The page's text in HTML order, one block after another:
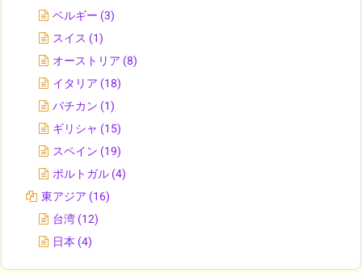
ベルギー (3)
スイス (1)
オーストリア (8)
イタリア (18)
バチカン (1)
ギリシャ (15)
スペイン (19)
ポルトガル (4)
東アジア (16)
台湾 (12)
日本 (4)